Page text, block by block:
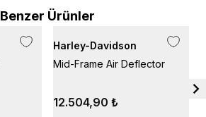
Benzer Ürünler
Harley-Davidson
Mid-Frame Air Deflector
12.504,90 ₺